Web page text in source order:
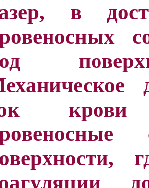
в
крови